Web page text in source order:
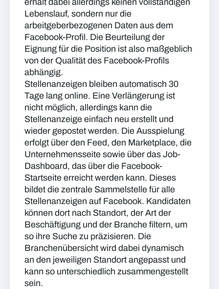
erhält dabei allerdings keinen vollständigen
Lebenslauf, sondern nur die
arbeitgeberbezogenen Daten aus dem
Facebook-Profil. Die Beurteilung der
Eignung für die Position ist also maßgeblich
von der Qualität des Facebook-Profils
abhängig.
Stellenanzeigen bleiben automatisch 30
Tage lang online. Eine Verlängerung ist
nicht möglich, allerdings kann die
Stellenanzeige einfach neu erstellt und
wieder gepostet werden. Die Ausspielung
erfolgt über den Feed, den Marketplace, die
Unternehmensseite sowie über das Job-
Dashboard, das über die Facebook-
Startseite erreicht werden kann. Dieses
bildet die zentrale Sammelstelle für alle
Stellenanzeigen auf Facebook. Kandidaten
können dort nach Standort, der Art der
Beschäftigung und der Branche filtern, um
so ihre Suche zu präzisieren. Die
Branchenübersicht wird dabei dynamisch
an den jeweiligen Standort angepasst und
kann so unterschiedlich zusammengestellt
sein.